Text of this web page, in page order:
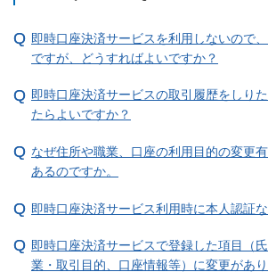
即時口座決済サービスを利用しないので
ですが、どうすればよいですか？
即時口座決済サービスの取引履歴をしり
たらよいですか？
なぜ住所や職業、口座の利用目的の変更
あるのですか。
即時口座決済サービス利用時に本人認証
即時口座決済サービスで登録した項目（
業・取引目的、口座情報等）に変更があ